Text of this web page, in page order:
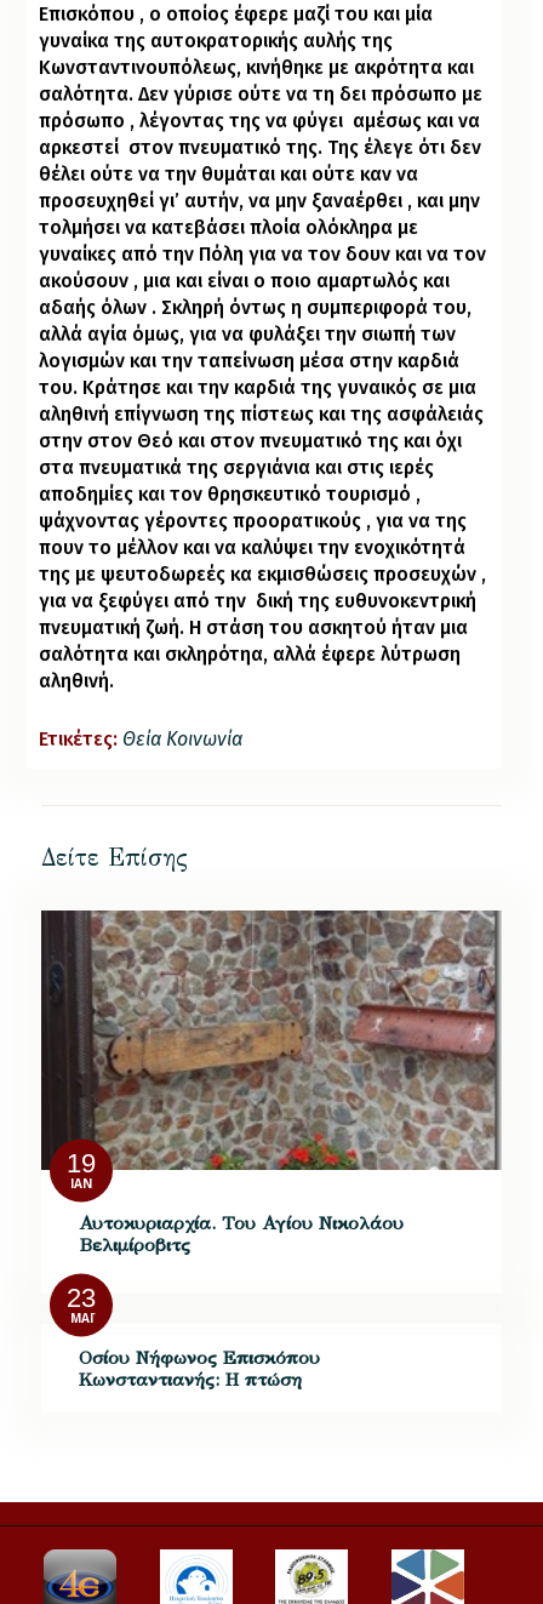
Επισκόπου , ο οποίος έφερε μαζί του και μία
γυναίκα της αυτοκρατορικής αυλής της
Κωνσταντινουπόλεως, κινήθηκε με ακρότητα και
σαλότητα. Δεν γύρισε ούτε να τη δει πρόσωπο με
πρόσωπο , λέγοντας της να φύγει αμέσως και να
αρκεστεί στον πνευματικό της. Της έλεγε ότι δεν
θέλει ούτε να την θυμάται και ούτε καν να
προσευχηθεί γι’ αυτήν, να μην ξαναέρθει , και μην
τολμήσει να κατεβάσει πλοία ολόκληρα με
γυναίκες από την Πόλη για να τον δουν και να τον
ακούσουν , μια και είναι ο ποιο αμαρτωλός και
αδαής όλων . Σκληρή όντως η συμπεριφορά του,
αλλά αγία όμως, για να φυλάξει την σιωπή των
λογισμών και την ταπείνωση μέσα στην καρδιά
του. Κράτησε και την καρδιά της γυναικός σε μια
αληθινή επίγνωση της πίστεως και της ασφάλειάς
στην στον Θεό και στον πνευματικό της και όχι
στα πνευματικά της σεργιάνια και στις ιερές
αποδημίες και τον θρησκευτικό τουρισμό ,
ψάχνοντας γέροντες προορατικούς , για να της
πουν το μέλλον και να καλύψει την ενοχικότητά
της με ψευτοδωρεές κα εκμισθώσεις προσευχών ,
για να ξεφύγει από την δική της ευθυνοκεντρική
πνευματική ζωή. Η στάση του ασκητού ήταν μια
σαλότητα και σκληρότηα, αλλά έφερε λύτρωση
αληθινή.
Ετικέτες: Θεία Κοινωνία
Δείτε Επίσης
19
ΙΑΝ
Αυτοκυριαρχία. Του Αγίου Νικολάου
Βελιμίροβιτς
23
ΜΆΙ
Οσίου Νήφωνος Επισκόπου
Κωνσταντιανής: Η πτώση